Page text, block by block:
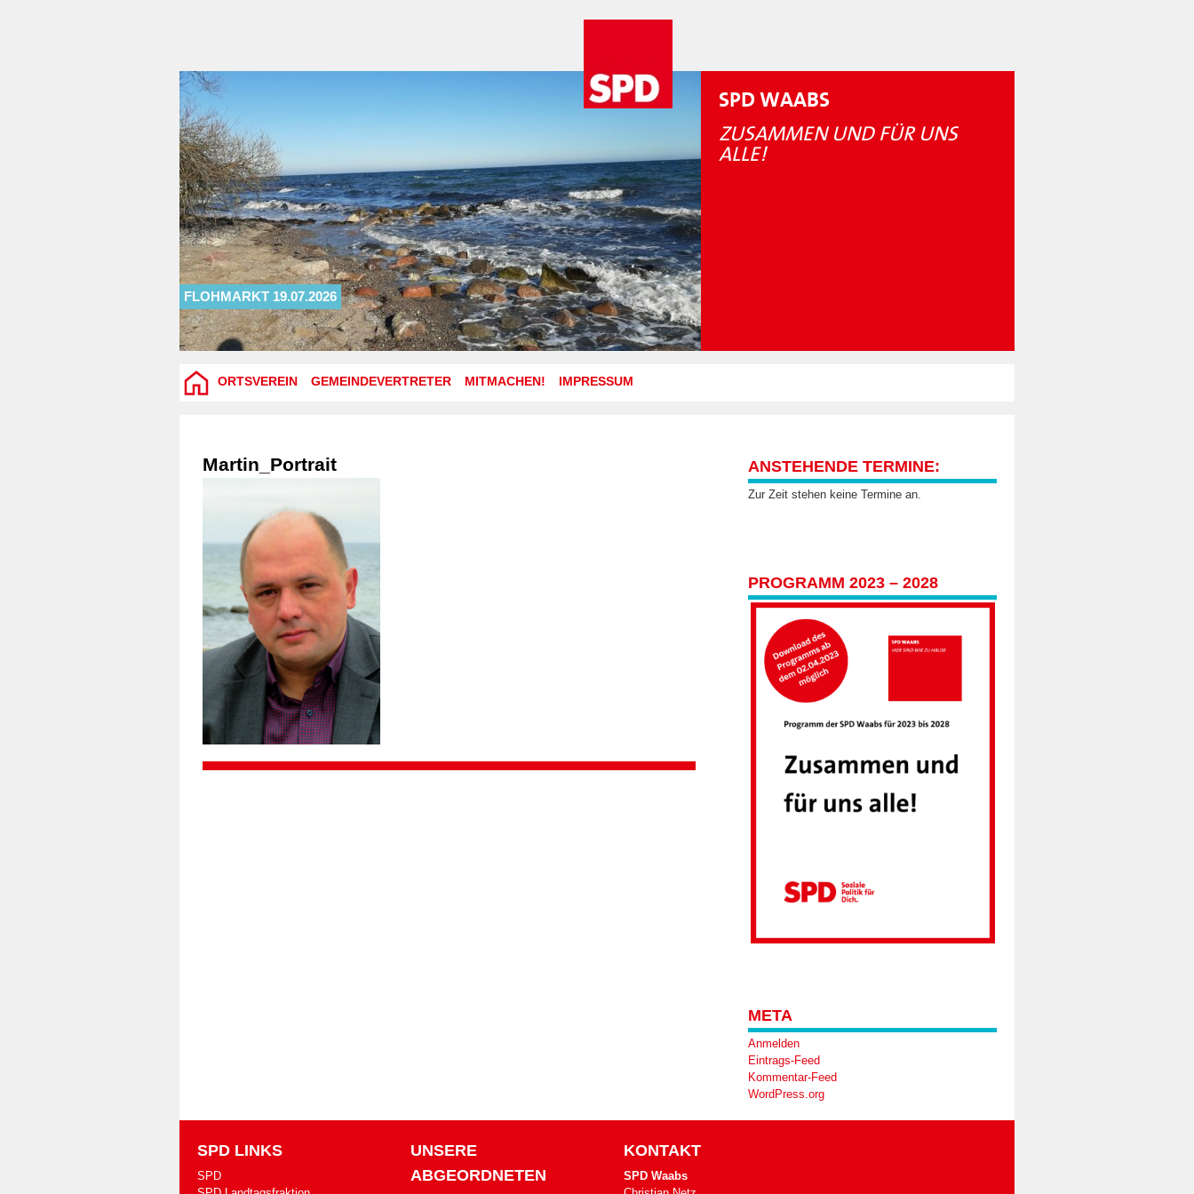
FLOHMARKT 19.07.2026
SPD WAABS
ZUSAMMEN UND FÜR UNS
ALLE!
ORTSVEREIN GEMEINDEVERTRETER MITMACHEN! IMPRESSUM
Martin_Portrait ANSTEHENDE TERMINE:
Zur Zeit stehen keine Termine an.
PROGRAMM 2023 – 2028
META
Anmelden
Eintrags-Feed
Kommentar-Feed
WordPress.org
SPD LINKS
SPD
UNSERE
ABGEORDNETEN
KONTAKT
SPD Waabs